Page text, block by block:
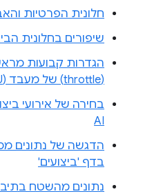
חלונית הפרטיות
שיפורים בחלונית
הגדרות קבועות
(throttle) של מעבד (CPU) שעברו כיול
בחירה של אירועי
AI
הדגשה של נתונים
בדף 'ביצועים'
נתונים מהשטח